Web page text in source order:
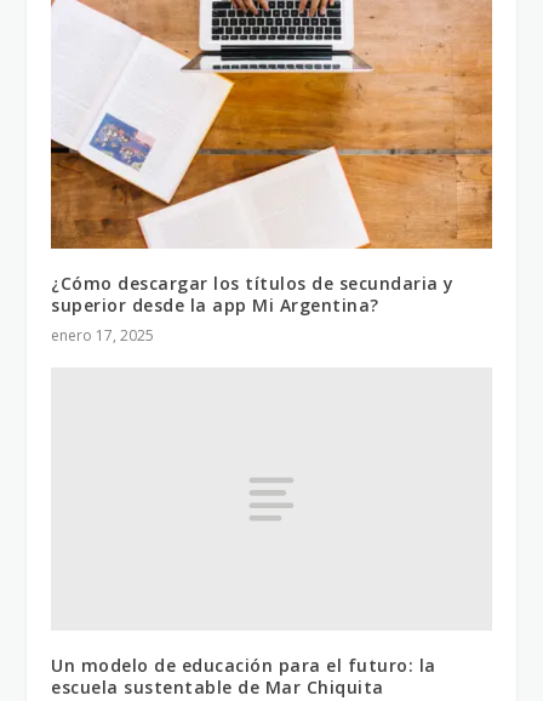
¿Cómo descargar los títulos de secundaria y
superior desde la app Mi Argentina?
enero 17, 2025
Un modelo de educación para el futuro: la
escuela sustentable de Mar Chiquita